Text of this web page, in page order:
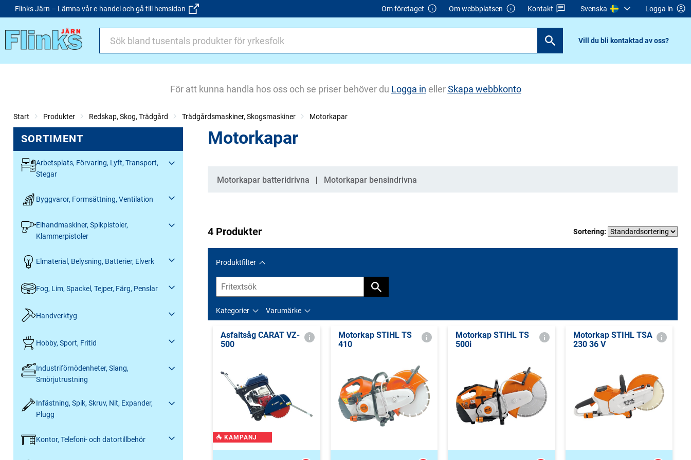
Flinks Järn – Lämna vår e-handel och gå till hemsidan Om företaget Om webbplatsen Kontakt Svenska Logga in
Vill du bli kontaktad av oss?
För att kunna handla hos oss och se priser behöver du Logga in ellerSkapa webbkonto
Start Produkter Redskap, Skog, Trädgård Trädgårdsmaskiner, Skogsmaskiner Motorkapar
SORTIMENT
Arbetsplats, Förvaring, Lyft, Transport,
Stegar
Byggvaror, Formsättning, Ventilation
Elhandmaskiner, Spikpistoler,
Klammerpistoler
Elmaterial, Belysning, Batterier, Elverk
Fog, Lim, Spackel, Tejper, Färg, Penslar
Handverktyg
Hobby, Sport, Fritid
Industriförnödenheter, Slang,
Smörjutrustning
Infästning, Spik, Skruv, Nit, Expander,
Plugg
Kontor, Telefoni- och datortillbehör
Motorkapar
Kategorier
Motorkapar batteridrivna Motorkapar bensindrivna
4 Produkter Sortering:
Produktfilter
Kategorier Varumärke
Asfaltsåg CARAT VZ-
500
KAMPANJ
Motorkap STIHL TS
410
Motorkap STIHL TS
500i
Motorkap STIHL TSA
230 36 V